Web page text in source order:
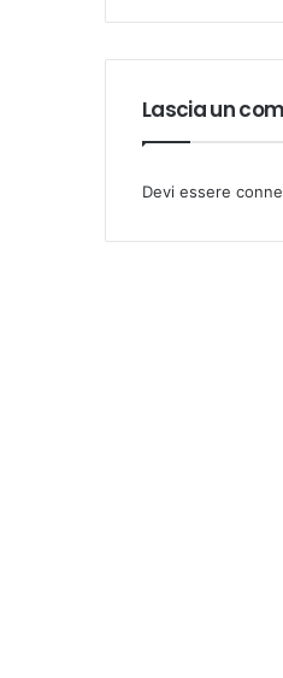
Lascia un
Devi essere